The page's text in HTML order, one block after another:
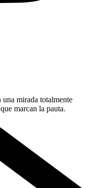
mirada totalmente
marcan la pauta.